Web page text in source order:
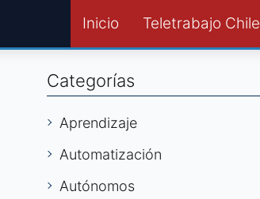
Inicio Teletrabajo Chile
Categorías
Aprendizaje
Automatización
Autónomos